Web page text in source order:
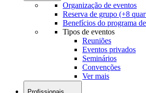
Organização de eventos
Reserva de grupo (+8
Benefícios do programa
Tipos de eventos
Reuniões
Eventos privados
Seminários
Convenções
Ver mais